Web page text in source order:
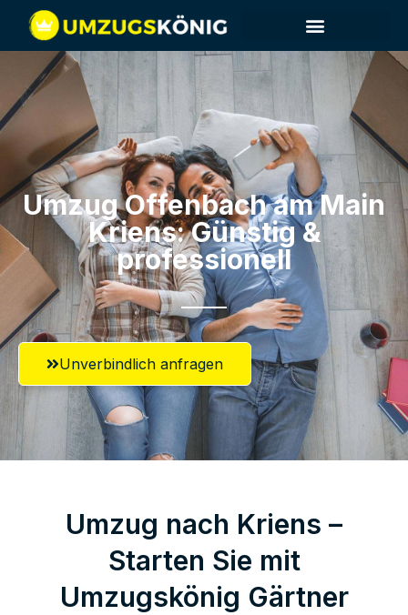
Umzug Offenbach am Main​
Kriens: Günstig &
professionell​
Unverbindlich anfragen
Umzug nach Kriens –
Starten Sie mit
Umzugskönig Gärtner